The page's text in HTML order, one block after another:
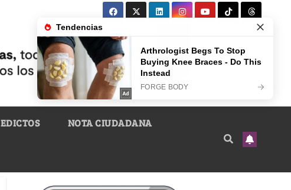
EDICTOS NOTA CIUDADANA